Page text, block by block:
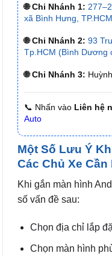
🌐 Chi Nhánh 1:
xã Bình Hưng,
🌐 Chi Nhánh 2: 93
Tp.HCM (Bình Dương
🌐 Chi Nhánh 3:
📞 Nhấn vào Liên hệ
Auto
Một Số Lưu Ý
Các Chủ Xe Cần
Khi gắn màn hình
số vấn đề sau:
Chọn địa chỉ lắp
Chọn màn hình